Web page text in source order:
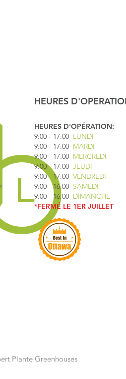
HEURES
HEURES D'OPÉRATION:
9:00 - 17:00 LUNDI
9:00 - 17:00 MARDI
9:00 - 17:00 MERCREDI
9:00 - 17:00 JEUDI
9:00 - 17:00 VENDREDI
9:00 - 16:00 SAMEDI
9:00 - 16:00 DIMANCHE
*FERMÉ LE 1ER JUILLET
Plante Greenhouses